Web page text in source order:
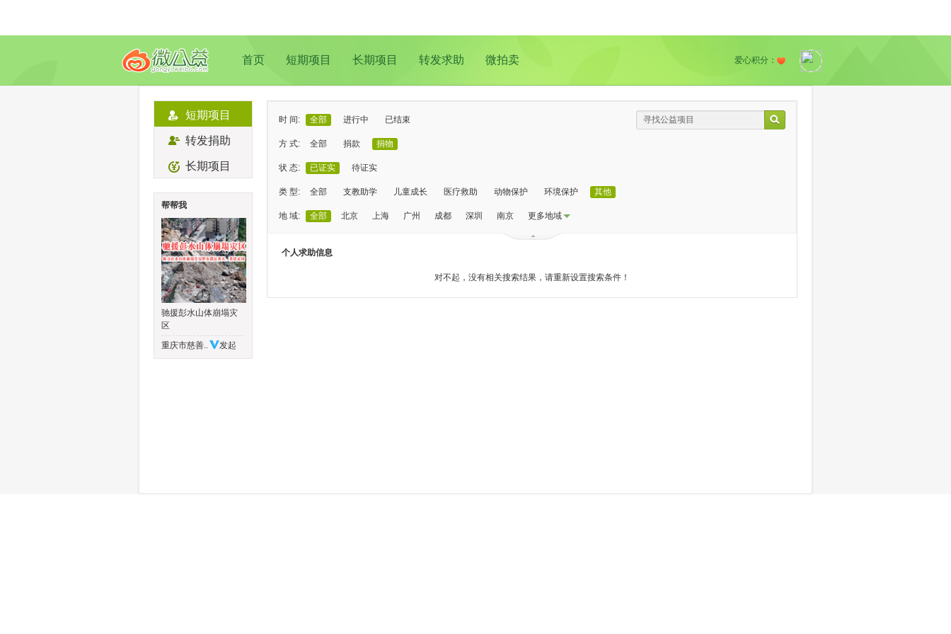
首页 短期项目 长期项目 转发求助 微拍卖 爱心积分：
短期项目
转发捐助
长期项目
帮帮我
驰援彭水山体崩塌灾
区
重庆市慈善..
发起
时 间: 全部 进行中 已结束
方 式: 全部 捐款 捐物
状 态: 已证实 待证实
类 型: 全部 支教助学 儿童成长 医疗救助 动物保护 环境保护 其他
地 域: 全部 北京 上海 广州 成都 深圳 南京 更多地域
个人求助信息
对不起，没有相关搜索结果，请重新设置搜索条件！